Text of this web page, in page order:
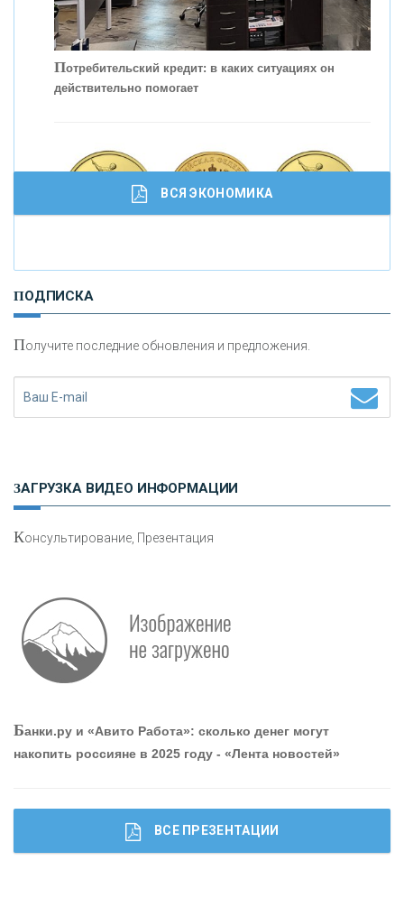
Скорость - один из главных трендов в
кредитовании бизнеса - «Интервью»
Работа мечты. Что банки делают для того, чтобы
привлечь и удержать персонал - «Интервью»
Потребительский кредит: в каких ситуациях он
действительно помогает
И
сохранения и увеличения капитала
ВСЯ ЭКОНОМИКА
ПОДПИСКА
Получите последние обновления и предложения.
ЗАГРУЗКА ВИДЕО ИНФОРМАЦИИ
Консультирование, Презентация
Банки.ру и «Авито Работа»: сколько денег могут
накопить россияне в 2025 году - «Лента новостей»
ВСЕ ПРЕЗЕНТАЦИИ